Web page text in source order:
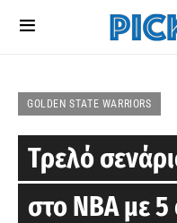
GOLDEN STATE WARRIORS
Τρελό
στο ΝΒΑ με 5